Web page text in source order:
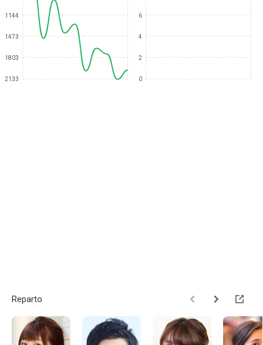
1144
1473
1803
2133
6
4
2
0
Reparto